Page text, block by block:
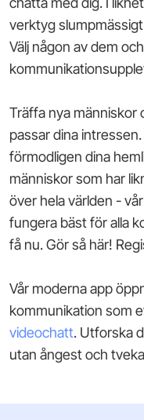
verktyg
Välj någon av dem
Träffa nya människor
passar dina
förmodligen dina
människor som har
över hela världen -
fungera bäst för alla
få nu. Gör så här!
Vår moderna app
kommunikation som
videochatt. Utforska
utan ångest och